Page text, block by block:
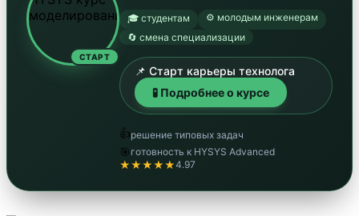
СТАРТ
🎓 студентам
⚙️ молодым инженерам
🔄 смена специализации
📌 Старт карьеры технолога
🧪 Подробнее о курсе
👍решение типовых задач
🎯 готовность к HYSYS Advanced
★★★★★4.97